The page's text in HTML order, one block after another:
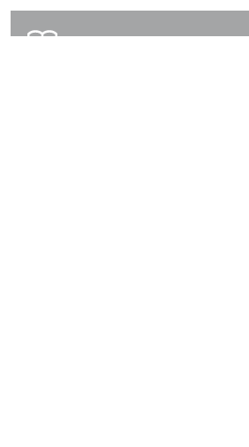
DIRECTORIO DE